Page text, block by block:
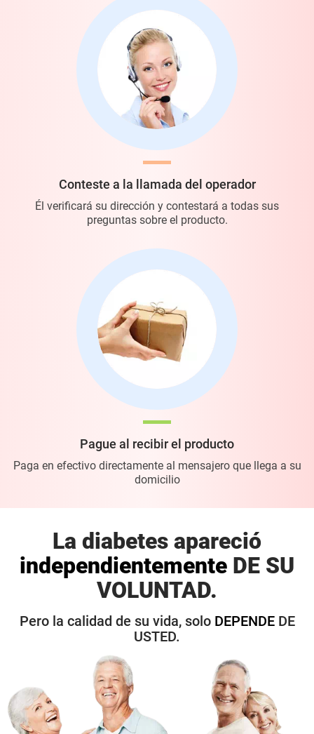
Conteste a la llamada del operador
Él verificará su dirección y contestará a todas sus
preguntas sobre el producto.
Pague al recibir el producto
Paga en efectivo directamente al mensajero que llega a su
domicilio
La diabetes apareció
independientemente DE SU
VOLUNTAD.
Pero la calidad de su vida, solo DEPENDE DE
USTED.